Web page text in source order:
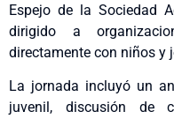
Espejo de la Sociedad
dirigido a
directamente con niños y
La jornada incluyó un
juvenil, discusión de